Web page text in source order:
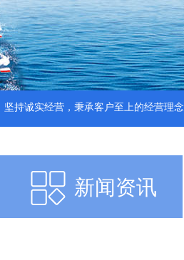
坚持诚实经营，秉承客户至上的经营理念
新闻资讯
新闻资讯